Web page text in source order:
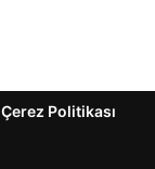
Çerez Politikası